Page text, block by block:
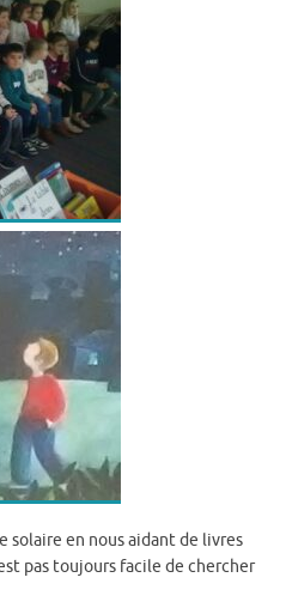
solaire en nous aidant de livres
pas toujours facile de chercher